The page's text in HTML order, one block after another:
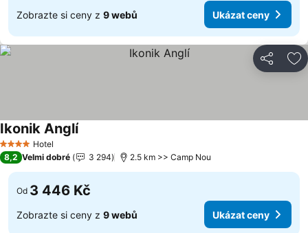
Zobrazte si ceny z 9 webů Ukázat ceny
Sdílet
4 Počet hvězdiček
Hotel
Ikonik Anglí
8,2 Velmi dobré 3 294 2.5 km >> Camp Nou
Od 3 446 Kč
Zobrazte si ceny z 9 webů Ukázat ceny